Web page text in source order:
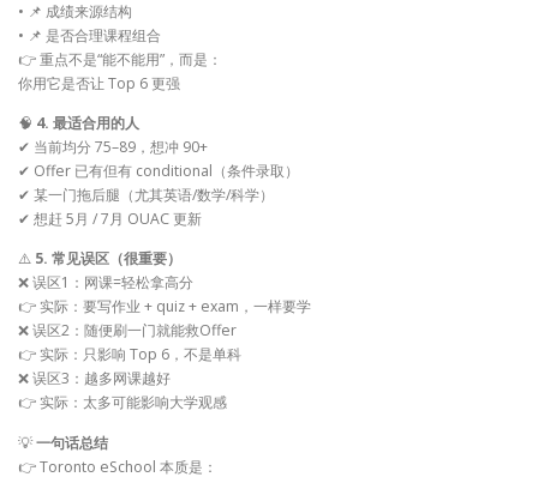
• 📌 成绩来源结构
• 📌 是否合理课程组合
👉 重点不是“能不能用”，而是：
你用它是否让 Top 6 更强
🧠 4. 最适合用的人
✔ 当前均分 75–89，想冲 90+
✔ Offer 已有但有 conditional（条件录取）
✔ 某一门拖后腿（尤其英语/数学/科学）
✔ 想赶 5月 / 7月 OUAC 更新
⚠️ 5. 常见误区（很重要）
❌ 误区1：网课=轻松拿高分
👉 实际：要写作业 + quiz + exam，一样要学
❌ 误区2：随便刷一门就能救Offer
👉 实际：只影响 Top 6，不是单科
❌ 误区3：越多网课越好
👉 实际：太多可能影响大学观感
💡一句话总结
👉 Toronto eSchool 本质是：